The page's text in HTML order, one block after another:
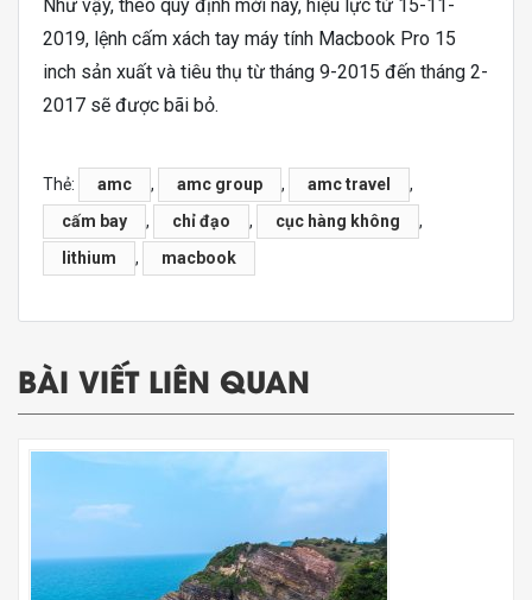
Như vậy, theo quy định mới này, hiệu lực từ 15-11-
2019, lệnh cấm xách tay máy tính Macbook Pro 15
inch sản xuất và tiêu thụ từ tháng 9-2015 đến tháng 2-
2017 sẽ được bãi bỏ.
Thẻ: amc , amc group , amc travel
,
cấm bay
, chỉ đạo , cục hàng không
,
lithium
, macbook
BÀI VIẾT LIÊN QUAN